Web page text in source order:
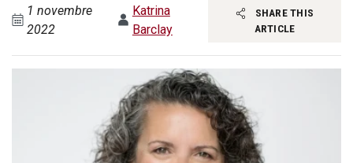
1 novembre
2022
Katrina
Barclay
SHARE THIS
ARTICLE